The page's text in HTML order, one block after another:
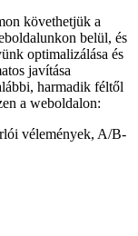
követhetjük a
belül, és
optimalizálása és
javítása
harmadik féltől
a weboldalon:
vélemények, A/B-